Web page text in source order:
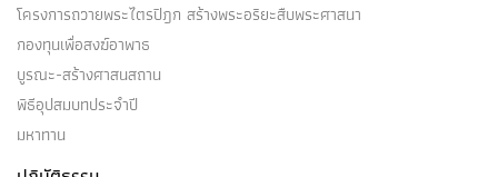
โครงการถวายพระไตรปิฎก สร้างพระอริยะสืบพระศาสนา
กองทุนเพื่อสงฆ์อาพาธ
บูรณะ-สร้างศาสนสถาน
พิธีอุปสมบทประจำปี
มหาทาน